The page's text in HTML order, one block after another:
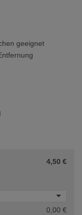
geeignet
4,50 €
0,00 €